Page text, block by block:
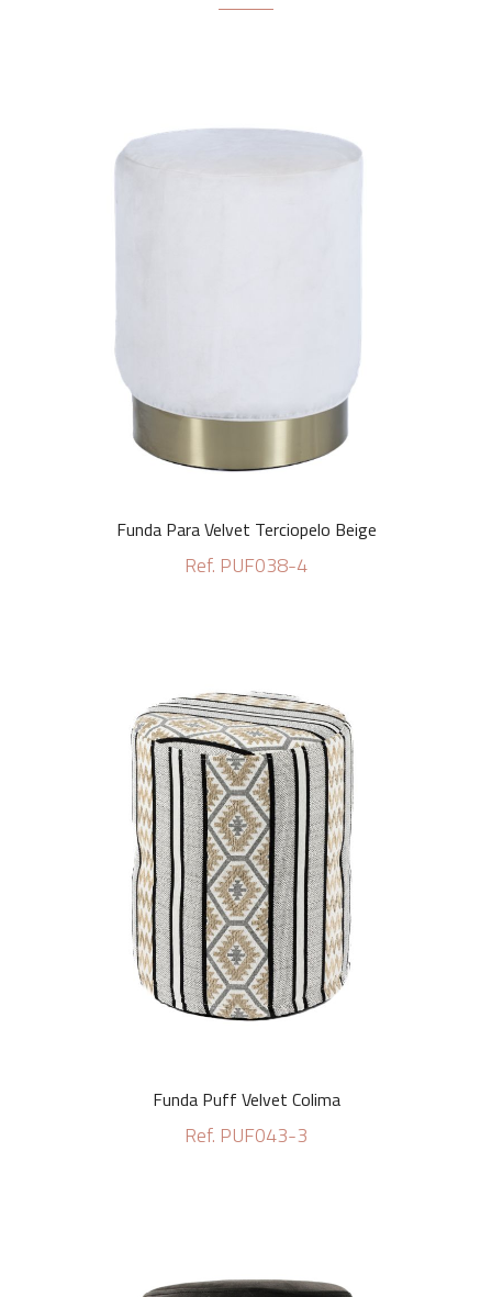
Funda Para Velvet Terciopelo Beige
Ref. PUF038-4
Funda Puff Velvet Colima
Ref. PUF043-3